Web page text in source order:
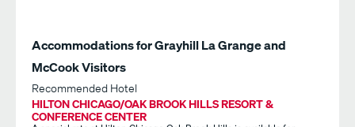
Accommodations for Grayhill La Grange and
McCook Visitors
Recommended Hotel
HILTON CHICAGO/OAK BROOK HILLS RESORT &
CONFERENCE CENTER